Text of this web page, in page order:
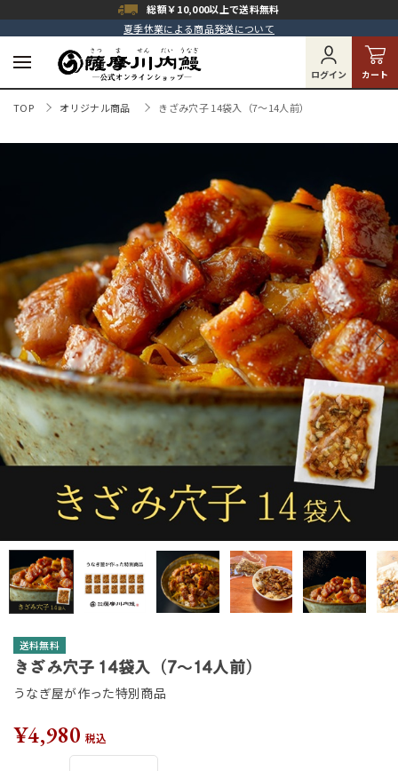
夏季休業による商品発送について
総額￥10,000以上で送料無料
ログイン カート
TOP オリジナル商品 きざみ穴子 14袋入（7～14人前）
送料無料
きざみ穴子 14袋入（7～14人前）
うなぎ屋が作った特別商品
¥4,980 税込